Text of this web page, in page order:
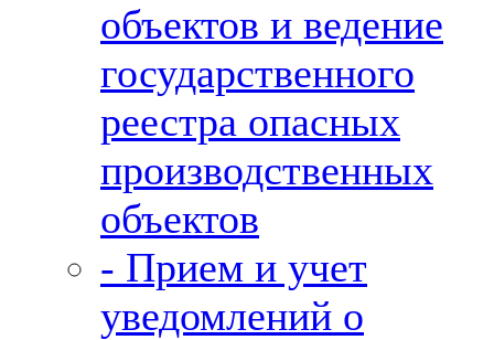
объектов и ведение
государственного
реестра опасных
производственных
объектов
- Прием и учет
уведомлений о